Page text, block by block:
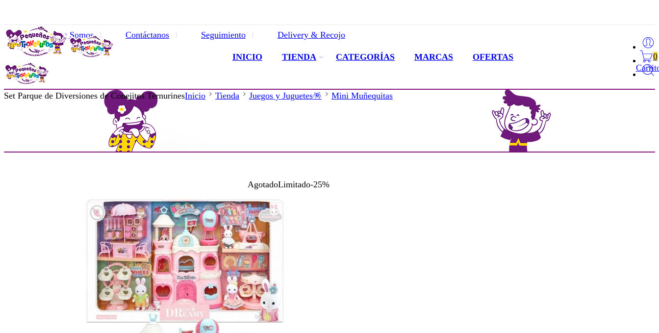
Quienes Somos Contáctanos Seguimiento Delivery & Recojo
0
INICIO TIENDA CATEGORÍAS MARCAS OFERTAS
Set Parque de Diversiones de Conejitos TernurinesInicio Tienda Juegos y Juguetes🪅 Mini Muñequitas
-25%
Limitado
Agotado